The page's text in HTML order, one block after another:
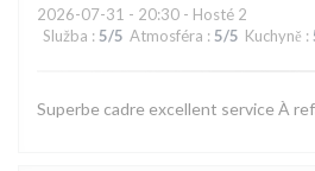
2026-07-31 - 20:30 - Hosté 2
Služba : 5/5 Atmosféra : 5/5 Kuchyně :
Superbe cadre excellent service À